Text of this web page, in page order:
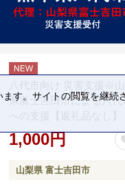
八代市向け 災害支援※山
県富士吉田市による八代
への支援【返礼品なし】
1,000円
山梨県 富士吉田市
す。サイトの閲覧を継続